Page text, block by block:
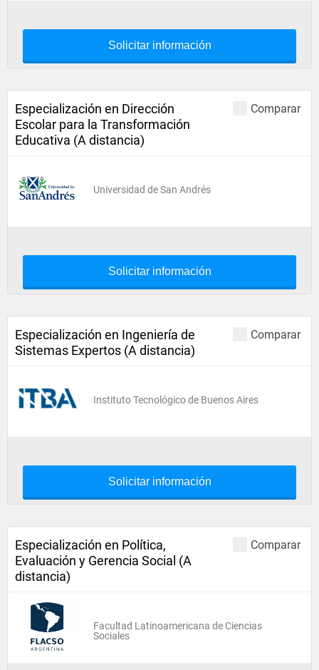
Solicitar información
Comparar
Especialización en Dirección
Escolar para la Transformación
Educativa (A distancia)
Universidad de San Andrés
Solicitar información
Comparar
Especialización en Ingeniería de
Sistemas Expertos (A distancia)
Instituto Tecnológico de Buenos Aires
Solicitar información
Comparar
Especialización en Política,
Evaluación y Gerencia Social (A
distancia)
Facultad Latinoamericana de Ciencias
Sociales